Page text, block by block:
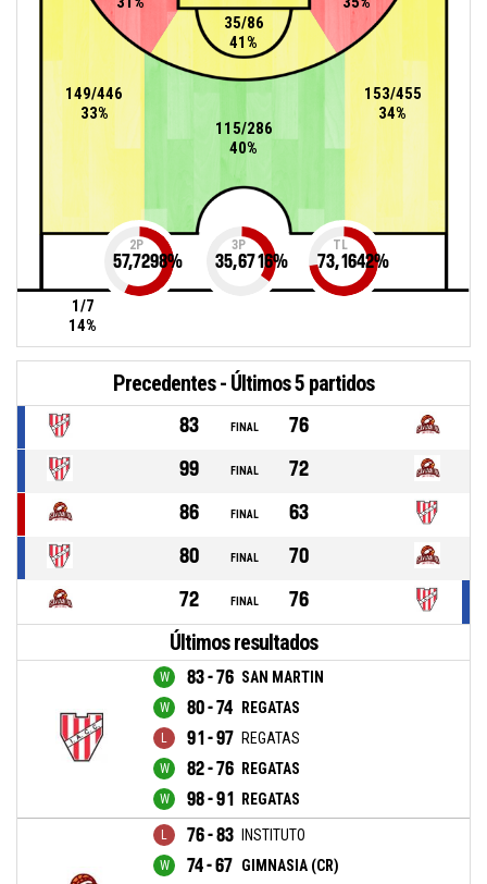
35/86
41%
1/7
14%
115/286
40%
149/446
33%
153/455
34%
2P
57,7298%
3P
35,6716%
TL
73,1642%
Precedentes - Últimos 5 partidos
83 FINAL
76
99
FINAL
72
86
FINAL
63
80
FINAL
70
72
FINAL 76
Últimos resultados
83 - 76 SAN MARTIN
80 - 74 REGATAS
91 - 97 REGATAS
82 - 76 REGATAS
98 - 91 REGATAS
76 - 83 INSTITUTO
74 - 67 GIMNASIA (CR)